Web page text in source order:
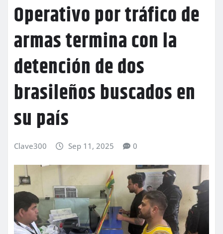
Operativo por tráfico de
armas termina con la
detención de dos
brasileños buscados en
su país
Clave300 Sep 11, 2025 0